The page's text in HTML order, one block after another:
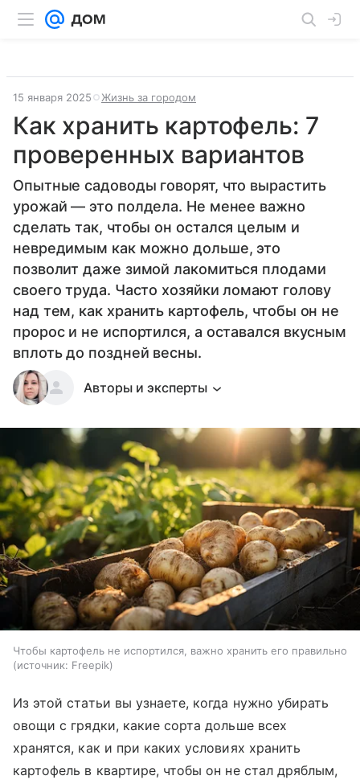
15 января 2025 Жизнь за городом
Как хранить картофель: 7
проверенных вариантов
Опытные садоводы говорят, что вырастить
урожай — это полдела. Не менее важно
сделать так, чтобы он остался целым и
невредимым как можно дольше, это
позволит даже зимой лакомиться плодами
своего труда. Часто хозяйки ломают голову
над тем, как хранить картофель, чтобы он не
пророс и не испортился, а оставался вкусным
вплоть до поздней весны.
Авторы и эксперты
Чтобы картофель не испортился, важно хранить его правильно
источник: Freepik
Из этой статьи вы узнаете, когда нужно убирать
овощи с грядки, какие сорта дольше всех
хранятся, как и при каких условиях хранить
картофель в квартире, чтобы он не стал дряблым,